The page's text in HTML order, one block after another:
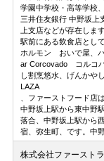
学園中学校・高等学校
三井住友銀行 中野坂上
上支店などが存在します
駅前にある飲食店とし
ホルモン おいで屋、
ar Corcovado コルコ
し割烹悠水、げんかや
LAZA
、ファーストフード店
中野坂上駅から東中野
落合、中野坂上駅から
宿、弥生町、です。中
株式会社ファースト